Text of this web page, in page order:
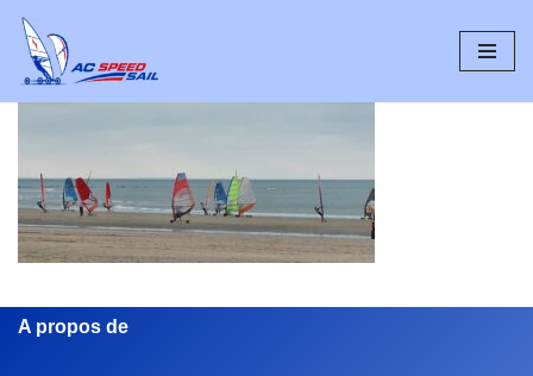
Aller
au
A propos de